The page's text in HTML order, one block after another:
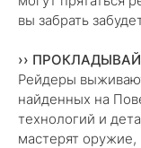
вы забрать
››
Рейдеры
найденных на
технологий и
мастерят